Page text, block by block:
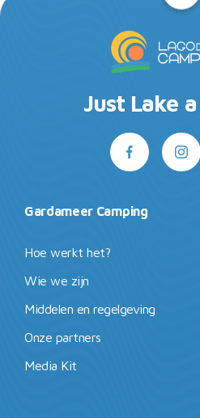
Just Lake
Gardameer Camping
Hoe werkt het?
Wie we zijn
Middelen en regelgeving
Onze partners
Media Kit